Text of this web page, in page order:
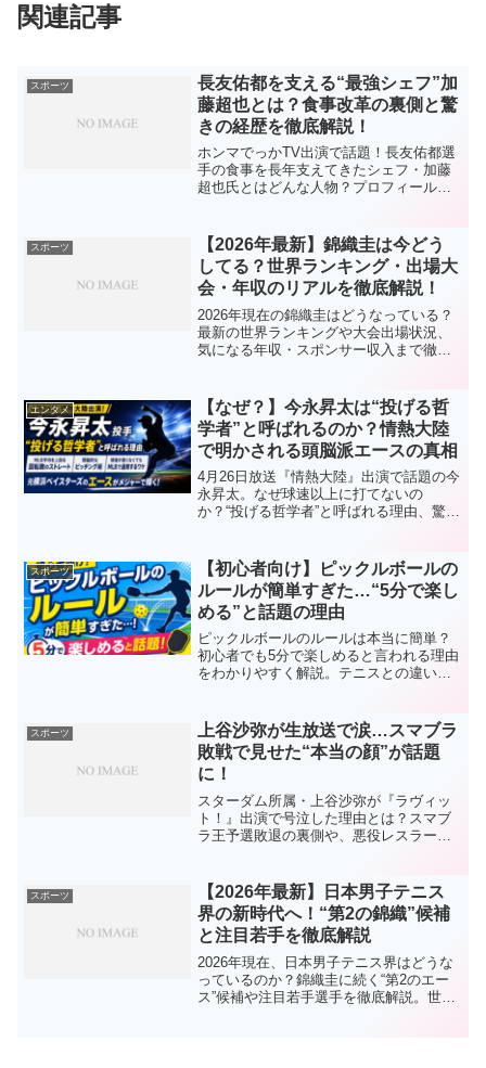
関連記事
スポーツ
長友佑都を支える“最強シェフ”加
藤超也とは？食事改革の裏側と驚
きの経歴を徹底解説！
ホンマでっかTV出演で話題！長友佑都選
手の食事を長年支えてきたシェフ・加藤
超也氏とはどんな人物？プロフィールや
スポーツ
【2026年最新】錦織圭は今どう
してる？世界ランキング・出場大
会・年収のリアルを徹底解説！
2026年現在の錦織圭はどうなっている？
最新の世界ランキングや大会出場状況、
気になる年収・スポンサー収入まで徹底
エンタメ
【なぜ？】今永昇太は“投げる哲
学者”と呼ばれるのか？情熱大陸
で明かされる頭脳派エースの真相
4月26日放送『情熱大陸』出演で話題の今
永昇太。なぜ球速以上に打てないの
か？“投げる哲学者”と呼ばれる理由、驚異
く解説します。
スポーツ
【初心者向け】ピックルボールの
ルールが簡単すぎた…“5分で楽し
める”と話題の理由
ピックルボールのルールは本当に簡単？
初心者でも5分で楽しめると言われる理由
をわかりやすく解説。テニスとの違いや
スポーツ
上谷沙弥が生放送で涙…スマブラ
敗戦で見せた“本当の顔”が話題
に！
スターダム所属・上谷沙弥が『ラヴィッ
ト！』出演で号泣した理由とは？スマブ
ラ王予選敗退の裏側や、悪役レスラーと
スポーツ
【2026年最新】日本男子テニス
界の新時代へ！“第2の錦織”候補
と注目若手を徹底解説
2026年現在、日本男子テニス界はどうな
っているのか？錦織圭に続く“第2のエー
ス”候補や注目若手選手を徹底解説。世界